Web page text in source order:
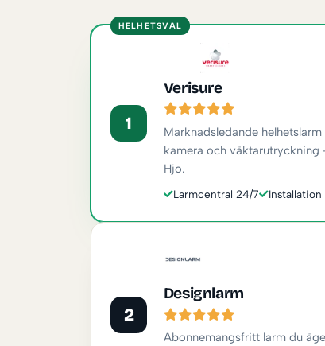
HELHETSVAL
1
Verisure
Marknadsledande
kamera och väktarutryckning
Hjo.
Larmcentral 24/7 Installation
2
Designlarm
Abonnemangsfritt larm du